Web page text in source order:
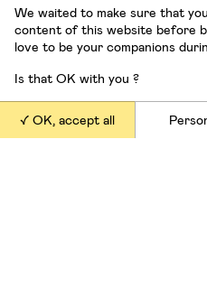
We waited to make sure that
content of this website before
love to be your companions
Is that OK with you ?
OK, accept all